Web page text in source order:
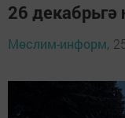
26
Мөслим-информ,